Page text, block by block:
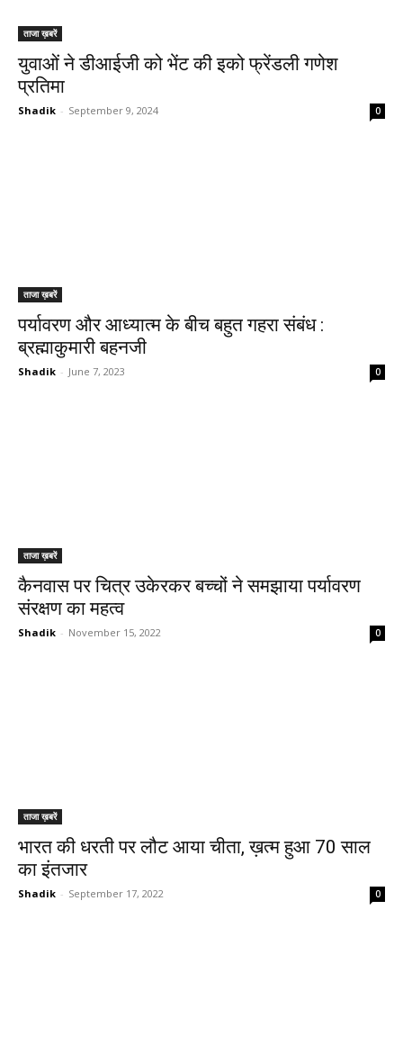
ताजा ख़बरें
युवाओं ने डीआईजी को भेंट की इको फ्रेंडली गणेश
प्रतिमा
Shadik - September 9, 2024 0
ताजा ख़बरें
पर्यावरण और आध्यात्म के बीच बहुत गहरा संबंध :
ब्रह्माकुमारी बहनजी
Shadik - June 7, 2023 0
ताजा ख़बरें
कैनवास पर चित्र उकेरकर बच्चों ने समझाया पर्यावरण
संरक्षण का महत्व
Shadik - November 15, 2022 0
ताजा ख़बरें
भारत की धरती पर लौट आया चीता, ख़त्म हुआ 70 साल
का इंतजार
Shadik - September 17, 2022 0